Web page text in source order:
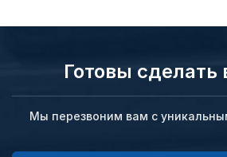
Готовы сделать
Мы перезвоним вам с